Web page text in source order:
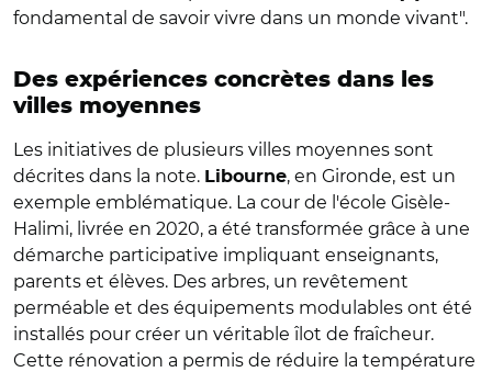
fondamental de savoir vivre dans un monde vivant".
Des expériences concrètes dans les
villes moyennes
Les initiatives de plusieurs villes moyennes sont
décrites dans la note. Libourne, en Gironde, est un
exemple emblématique. La cour de l'école Gisèle-
Halimi, livrée en 2020, a été transformée grâce à une
démarche participative impliquant enseignants,
parents et élèves. Des arbres, un revêtement
perméable et des équipements modulables ont été
installés pour créer un véritable îlot de fraîcheur.
Cette rénovation a permis de réduire la température